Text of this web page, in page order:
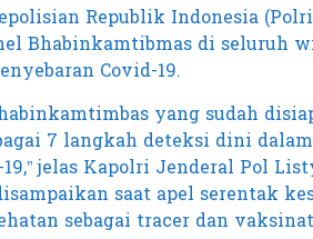
Republik Indonesia
Bhabinkamtibmas di seluruh
Covid-19.
yang sudah
7 langkah deteksi dini dalam
jelas Kapolri Jenderal Pol
saat apel serentak
sebagai tracer dan